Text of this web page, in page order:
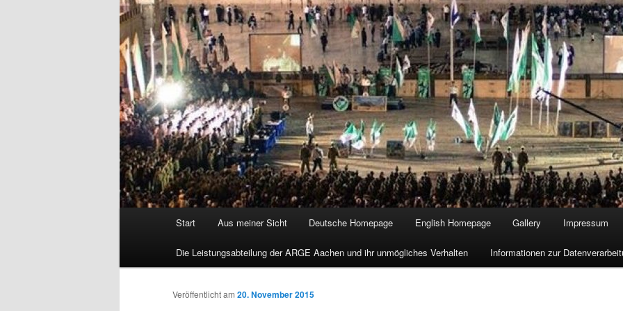
Start Aus meiner Sicht Deutsche Homepage English Homepage Gallery Impressum
Die Leistungsabteilung der ARGE Aachen und ihr unmögliches Verhalten Informationen zur
Veröffentlicht am 20. November 2015